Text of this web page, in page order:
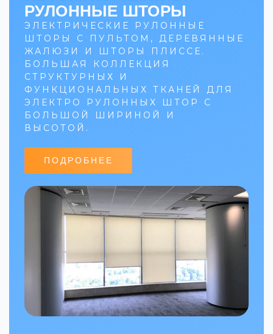
РУЛОННЫЕ ШТОРЫ
ЭЛЕКТРИЧЕСКИЕ РУЛОННЫЕ
ШТОРЫ С ПУЛЬТОМ, ДЕРЕВЯННЫЕ
ЖАЛЮЗИ И ШТОРЫ ПЛИССЕ.
БОЛЬШАЯ КОЛЛЕКЦИЯ
СТРУКТУРНЫХ И
ФУНКЦИОНАЛЬНЫХ ТКАНЕЙ ДЛЯ
ЭЛЕКТРО РУЛОННЫХ ШТОР С
БОЛЬШОЙ ШИРИНОЙ И
ВЫСОТОЙ.
ПОДРОБНЕЕ